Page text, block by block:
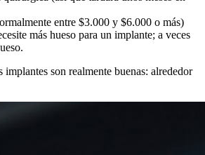
entre $3.000 y $6.000 o más)
más hueso para un implante; a veces
implantes son realmente buenas: alrededor